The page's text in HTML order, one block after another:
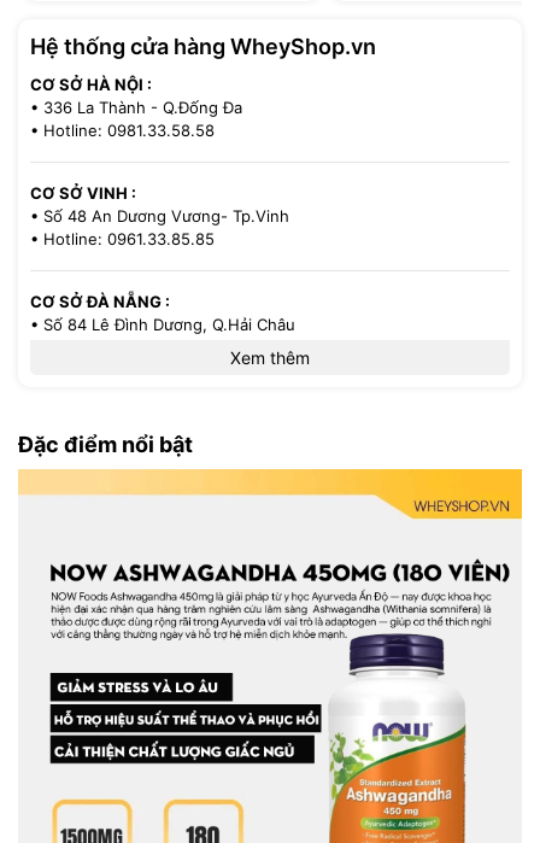
Hệ thống cửa hàng WheyShop.vn
CƠ SỞ HÀ NỘI :
• 336 La Thành - Q.Đống Đa
• Hotline: 0981.33.58.58
CƠ SỞ VINH :
• Số 48 An Dương Vương- Tp.Vinh
• Hotline: 0961.33.85.85
CƠ SỞ ĐÀ NẴNG :
• Số 84 Lê Đình Dương, Q.Hải Châu
• 521/36 Cách Mạng Tháng 8 - P.13 - Q.10
• Hotline: 0971.33.85.85
Xem thêm
Đặc điểm nổi bật